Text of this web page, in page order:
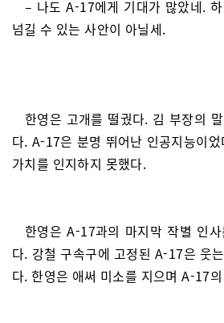
– 나도 A-17에게 기대가 많았네.
넘길 수 있는 사안이 아닐세.
한영은 고개를 떨궜다. 김 부장의
다. A-17은 분명 뛰어난 인공지능이
가치를 인지하지 못했다.
한영은 A-17과의 마지막 작별 인
다. 강철 구속구에 고정된 A-17은 웃
다. 한영은 애써 미소를 지으며 A-17